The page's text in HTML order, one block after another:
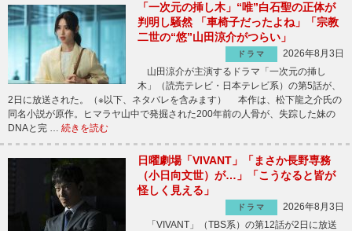
「一次元の挿し木」“唯”白石聖の正体が
判明し騒然 「車椅子だったよね」「宗教
二世の“悠”山田涼介がつらい」
ドラマ
2026年8月3日
山田涼介が主演するドラマ「一次元の挿し
木」（読売テレビ・日本テレビ系）の第5話が、
2日に放送された。（※以下、ネタバレを含みます） 本作は、松下龍之介氏の
同名小説が原作。ヒマラヤ山中で発掘された200年前の人骨が、失踪した妹の
DNAと完 … 続きを読む
日曜劇場「VIVANT」「まさか長野専務
（小日向文世）が…」「こうなると皆が
怪しく見える」
ドラマ
2026年8月3日
「VIVANT」（TBS系）の第12話が2日に放送